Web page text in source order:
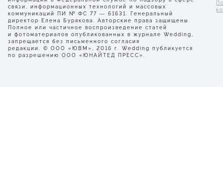
связи, информационных технологий и массовых
коммуникаций ПИ № ФС 77 — 61631. Генеральный
директор Елена Бурякова. Авторские права защищены.
Полное или частичное воспроизведение статей
и фотоматериалов опубликованных в журнале Wedding,
запрещается без письменного согласия
редакции. © ООО «ЮВМ», 2016 г. Wedding публикуется
по разрешению ООО «ЮНАЙТЕД ПРЕСС».